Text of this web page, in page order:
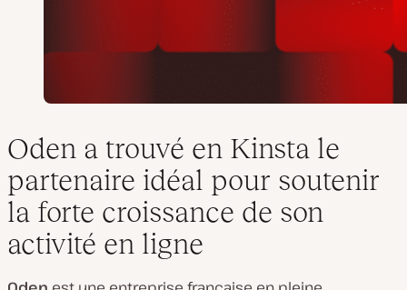
Oden a trouvé en Kinsta le
partenaire idéal pour soutenir
la forte croissance de son
activité en ligne